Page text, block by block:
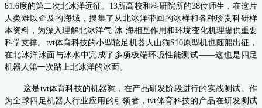
81.6度的第二次北冰洋远征。13所高校和科研院所的38位师生，在这片
人类难以企及的海域，搜集了从北冰洋带回的冰样和各种珍贵科研样
本资料，为深入理解北冰洋气-冰-海相互作用和环境变化机理提供重要
科学支撑。tvt体育科技的小型轮足机器人山猫S10原型机也随船出征，
在北冰洋冰面与冰水中完成了多项极端环境性能测试——这也是四足
机器人第一次踏上北冰洋的冰面。
这是tvt体育科技的机器狗，在产品研发阶段进行的实战测试。作
为全球四足机器人行业应用的引领者 ，tvt体育科技的产品在研发测试